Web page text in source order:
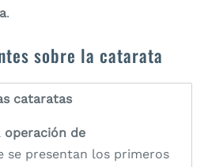
.
sobre la catarata
cataratas
operación de
se presentan los primeros